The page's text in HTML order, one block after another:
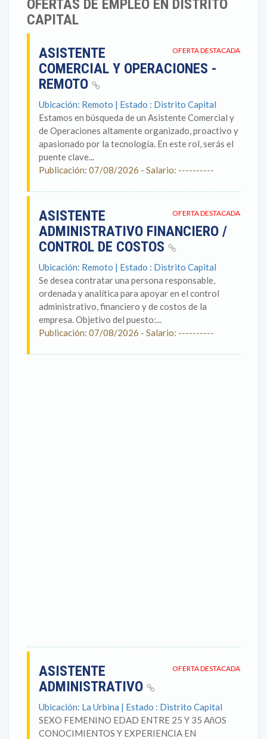
OFERTAS DE EMPLEO EN DISTRITO
CAPITAL
OFERTA DESTACADA
ASISTENTE
COMERCIAL Y OPERACIONES -
REMOTO
Ubicación: Remoto | Estado : Distrito Capital
Estamos en búsqueda de un Asistente Comercial y
de Operaciones altamente organizado, proactivo y
apasionado por la tecnología. En este rol, serás el
puente clave...
Publicación: 07/08/2026 - Salario: ----------
OFERTA DESTACADA
ASISTENTE
ADMINISTRATIVO FINANCIERO /
CONTROL DE COSTOS
Ubicación: Remoto | Estado : Distrito Capital
Se desea contratar una persona responsable,
ordenada y analítica para apoyar en el control
administrativo, financiero y de costos de la
empresa. Objetivo del puesto:...
Publicación: 07/08/2026 - Salario: ----------
OFERTA DESTACADA
ASISTENTE
ADMINISTRATIVO
Ubicación: La Urbina | Estado : Distrito Capital
SEXO FEMENINO EDAD ENTRE 25 Y 35 AñOS
CONOCIMIENTOS Y EXPERIENCIA EN